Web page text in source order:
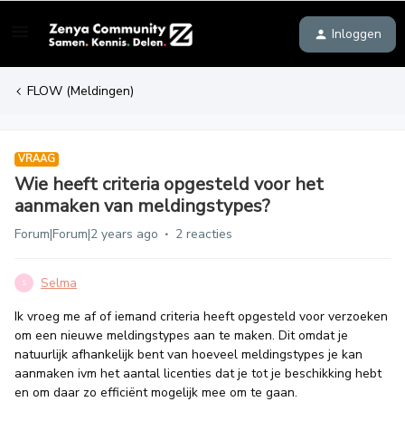
Inloggen
FLOW (Meldingen)
VRAAG
Wie heeft criteria opgesteld voor het
aanmaken van meldingstypes?
Forum|Forum|2 years ago 2 reacties
S
Selma
Ik vroeg me af of iemand criteria heeft opgesteld voor verzoeken
om een nieuwe meldingstypes aan te maken. Dit omdat je
natuurlijk afhankelijk bent van hoeveel meldingstypes je kan
aanmaken ivm het aantal licenties dat je tot je beschikking hebt
en om daar zo efficiënt mogelijk mee om te gaan.